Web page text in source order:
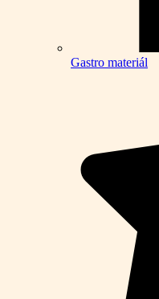
Gastro materiál